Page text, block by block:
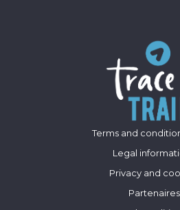
Terms and
Legal
Privacy and
Partenaires